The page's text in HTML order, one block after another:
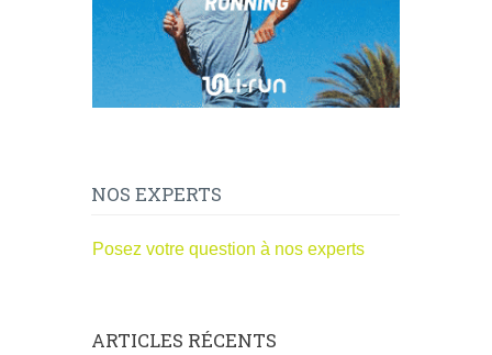
NOS EXPERTS
Posez votre question à nos experts
ARTICLES RÉCENTS